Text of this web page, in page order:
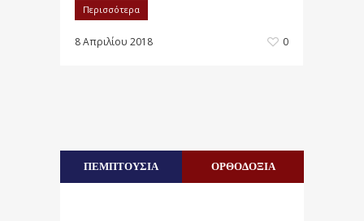
Περισσότερα
8 Απριλίου 2018 0
ΠΕΜΠΤΟΥΣΙΑ ΟΡΘΟΔΟΞΙΑ